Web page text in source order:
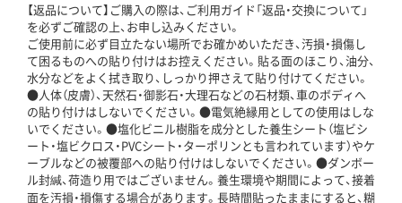
【返品について】ご購入の際は、ご利用ガイド「返品・交換について」
を必ずご確認の上、お申し込みください。
ご使用前に必ず目立たない場所でお確かめいただき、汚損・損傷し
て困るものへの貼り付けはお控えください。貼る面のほこり、油分、
水分などをよく拭き取り、しっかり押さえて貼り付けてください。
●人体（皮膚）、天然石・御影石・大理石などの石材類、車のボディへ
の貼り付けはしないでください。●電気絶縁用としての使用はしな
いでください。●塩化ビニル樹脂を成分とした養生シート（塩ビシ
ート・塩ビクロス・PVCシート・ターポリンとも言われています）やケ
ーブルなどの被覆部への貼り付けはしないでください。●ダンボー
ル封緘、荷造り用ではございません。養生環境や期間によって、接着
面を汚損・損傷する場合があります。長時間貼ったままにすると、糊